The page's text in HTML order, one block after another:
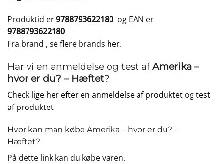
Produktid er9788793622180 og EAN er
9788793622180
Fra brand , se flere brands her.
Har vi en anmeldelse og test afAmerika –
hvor er du? – Hæftet?
Check lige her efter en anmeldelse af produktet ogtest
af produktet
Hvor kan man købe Amerika – hvor er du? –
Hæftet?
På dette link kan du købe varen.